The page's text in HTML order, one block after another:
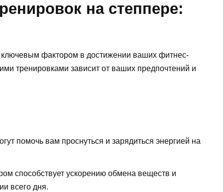
на степпере:
фактором в достижении ваших фитнес-
тренировками зависит от ваших предпочтений и
помочь вам проснуться и зарядиться энергией на
способствует ускорению обмена веществ и
всего дня.